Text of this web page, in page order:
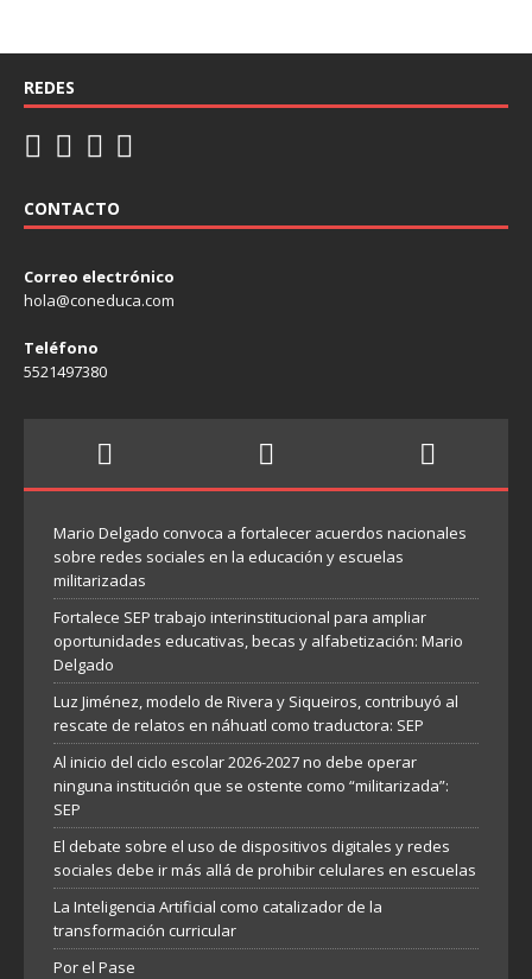
REDES
CONTACTO
Correo electrónico
hola@coneduca.com
Teléfono
5521497380
Mario Delgado convoca a fortalecer acuerdos nacionales
sobre redes sociales en la educación y escuelas
militarizadas
Fortalece SEP trabajo interinstitucional para ampliar
oportunidades educativas, becas y alfabetización: Mario
Delgado
Luz Jiménez, modelo de Rivera y Siqueiros, contribuyó al
rescate de relatos en náhuatl como traductora: SEP
Al inicio del ciclo escolar 2026-2027 no debe operar
ninguna institución que se ostente como “militarizada”:
SEP
El debate sobre el uso de dispositivos digitales y redes
sociales debe ir más allá de prohibir celulares en escuelas
La Inteligencia Artificial como catalizador de la
transformación curricular
Por el Pase